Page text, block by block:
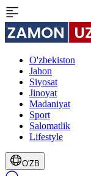
O'zbekiston
Jahon
Siyosat
Jinoyat
Madaniyat
Sport
Salomatlik
Lifestyle
O'ZB